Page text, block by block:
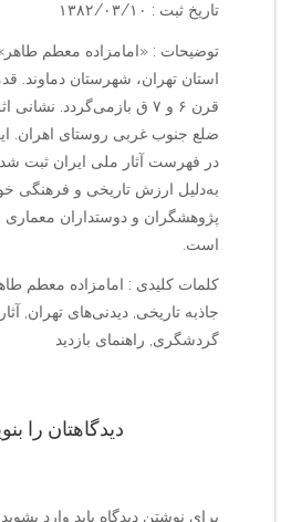
تاریخ ثبت : ۱۳۸۲/۰۳/۱۰
توضیحات : «امامزاده معطم
استان تهران، شهرستان دماوند.
قرن ۶ و ۷ ق بازمی‌گردد.
در فهرست آثار ملی ایران ثبت
به‌دلیل ارزش تاریخی و فرهنگی
پژوهشگران و دوستداران معماری
است.
کلمات کلیدی : امامزاده معطم
جاذبه تاریخی, دیدنی‌های تهران,
گردشگری, راهنمای بازدید
دیدگاهتان را
برای نوشتن دیدگاه باید وارد بشوید